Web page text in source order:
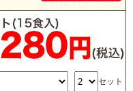
セット